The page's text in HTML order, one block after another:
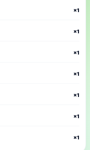
×1
×1
×1
×1
×1
×1
×1